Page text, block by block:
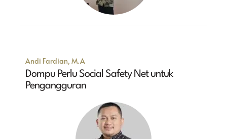
Andi Fardian, M.A
Dompu Perlu Social Safety Net untuk
Pengangguran